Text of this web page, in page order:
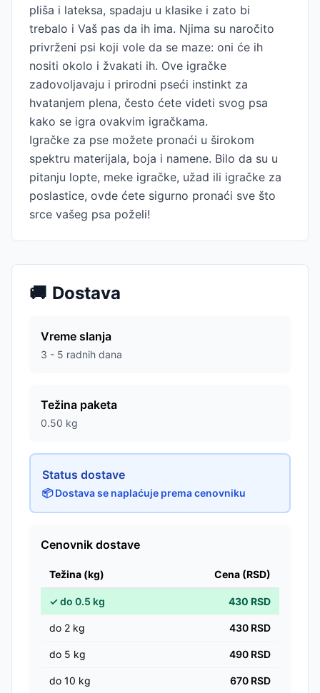
pliša i lateksa, spadaju u klasike i zato bi
trebalo i Vaš pas da ih ima. Njima su naročito
privrženi psi koji vole da se maze: oni će ih
nositi okolo i žvakati ih. Ove igračke
zadovoljavaju i prirodni pseći instinkt za
hvatanjem plena, često ćete videti svog psa
kako se igra ovakvim igračkama.
Igračke za pse možete pronaći u širokom
spektru materijala, boja i namene. Bilo da su u
pitanju lopte, meke igračke, užad ili igračke za
poslastice, ovde ćete sigurno pronaći sve što
srce vašeg psa poželi!
🚚 Dostava
Vreme slanja
3 - 5 radnih dana
Težina paketa
0.50 kg
Status dostave
📦 Dostava se naplaćuje prema cenovniku
Cenovnik dostave
Težina (kg) Cena (RSD)
✓do 0.5 kg 430 RSD
do 2 kg 430 RSD
do 5 kg 490 RSD
do 10 kg 670 RSD